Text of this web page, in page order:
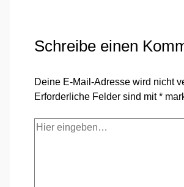
Schreibe einen
Deine E-Mail-Adresse wird nicht
Erforderliche Felder sind mit*
Hier